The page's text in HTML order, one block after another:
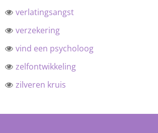
verlatingsangst
verzekering
vind een psycholoog
zelfontwikkeling
zilveren kruis